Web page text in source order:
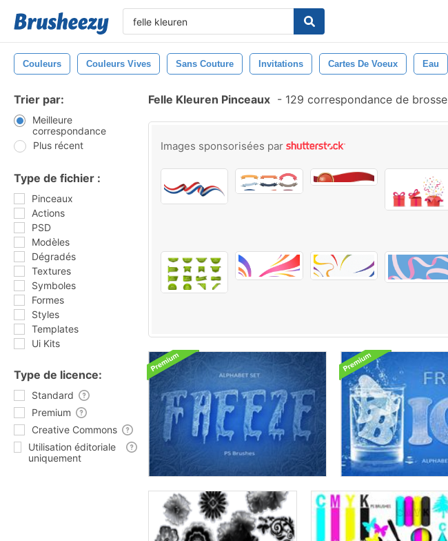
Couleurs Couleurs Vives Sans Couture Invitations Cartes De Voeux Eau
Trier par:
Meilleure
correspondance
Plus récent
Type de fichier :
Pinceaux
Actions
PSD
Modèles
Dégradés
Textures
Symboles
Formes
Styles
Templates
Ui Kits
Type de licence:
Standard
Premium
Creative Commons
Utilisation éditoriale
uniquement
Felle Kleuren Pinceaux - 129 correspondance de brosse
Images sponsorisées par